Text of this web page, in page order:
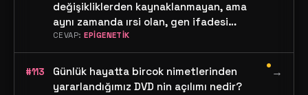
değişikliklerden kaynaklanmayan, ama
aynı zamanda ırsi olan, gen ifadesi
değişikliklerini inceleyen bilim dalına ne
denir?
CEVAP:EPİGENETİK
#113
Günlük hayatta bircok nimetlerinden
yararlandığımız DVD nin açılımı nedir?
•→